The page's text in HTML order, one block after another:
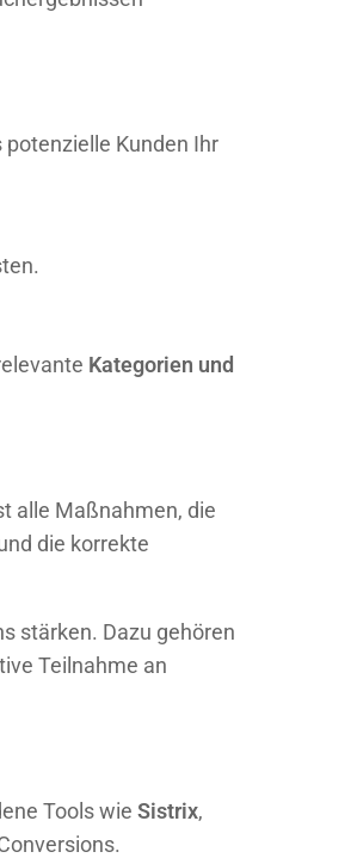
potenzielle Kunden Ihr
Kategorien und
alle Maßnahmen, die
die korrekte
stärken. Dazu gehören
Teilnahme an
Tools wie Sistrix,